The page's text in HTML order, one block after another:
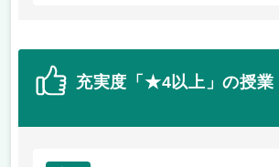
充実度「★4以上」の授業